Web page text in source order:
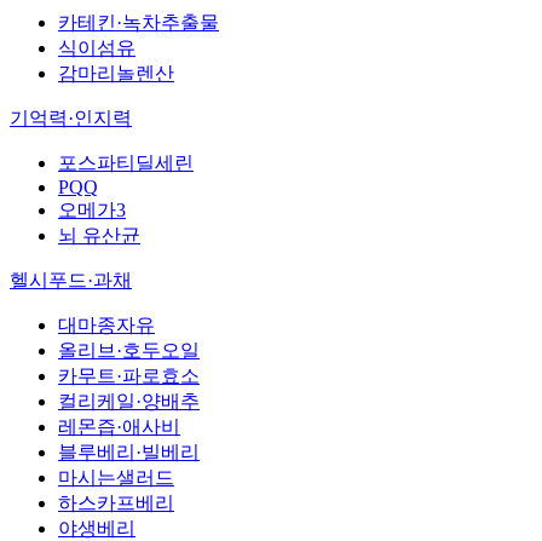
카테킨·녹차추출물
식이섬유
감마리놀렌산
기억력·인지력
포스파티딜세린
PQQ
오메가3
뇌 유산균
헬시푸드·과채
대마종자유
올리브·호두오일
카무트·파로효소
컬리케일·양배추
레몬즙·애사비
블루베리·빌베리
마시는샐러드
하스카프베리
야생베리